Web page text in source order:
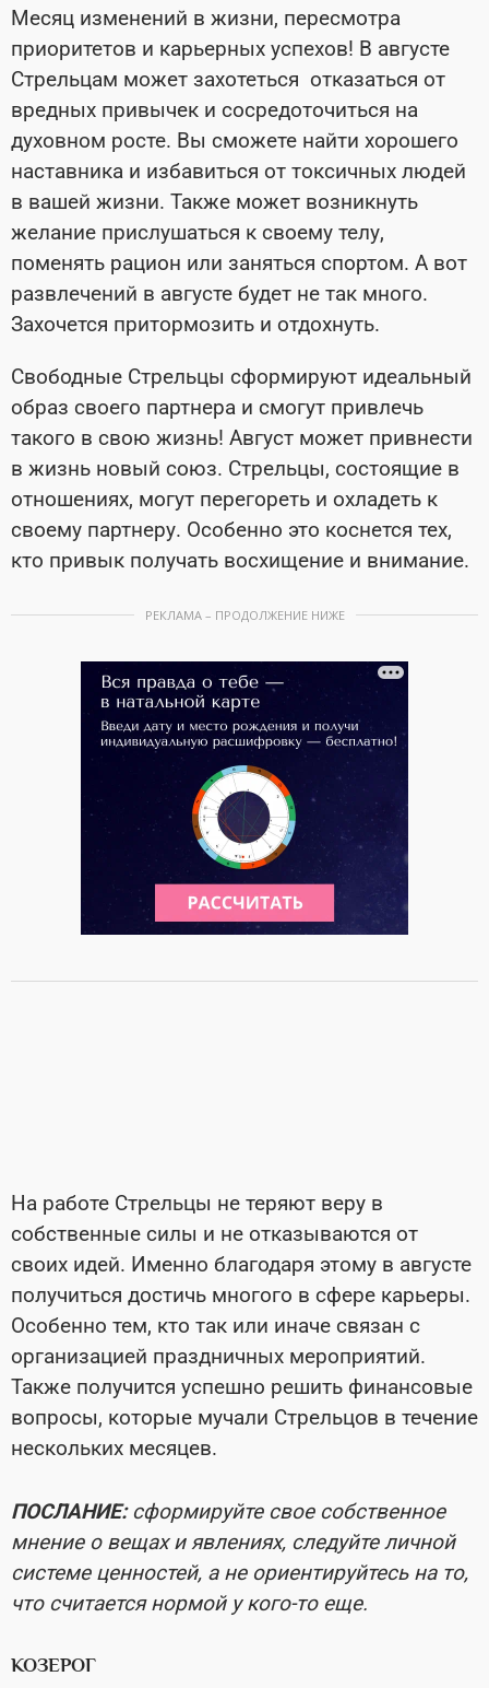
Месяц изменений в жизни, пересмотра
приоритетов и карьерных успехов! В августе
Стрельцам может захотеться отказаться от
вредных привычек и сосредоточиться на
духовном росте. Вы сможете найти хорошего
наставника и избавиться от токсичных людей
в вашей жизни. Также может возникнуть
желание прислушаться к своему телу,
поменять рацион или заняться спортом. А вот
развлечений в августе будет не так много.
Захочется притормозить и отдохнуть.
Свободные Стрельцы сформируют идеальный
образ своего партнера и смогут привлечь
такого в свою жизнь! Август может привнести
в жизнь новый союз. Стрельцы, состоящие в
отношениях, могут перегореть и охладеть к
своему партнеру. Особенно это коснется тех,
кто привык получать восхищение и внимание.
РЕКЛАМА – ПРОДОЛЖЕНИЕ НИЖЕ
На работе Стрельцы не теряют веру в
собственные силы и не отказываются от
своих идей. Именно благодаря этому в августе
получиться достичь многого в сфере карьеры.
Особенно тем, кто так или иначе связан с
организацией праздничных мероприятий.
Также получится успешно решить финансовые
вопросы, которые мучали Стрельцов в течение
нескольких месяцев.
ПОСЛАНИЕ: сформируйте свое собственное
мнение о вещах и явлениях, следуйте личной
системе ценностей, а не ориентируйтесь на то,
что считается нормой у кого-то еще.
КОЗЕРОГ